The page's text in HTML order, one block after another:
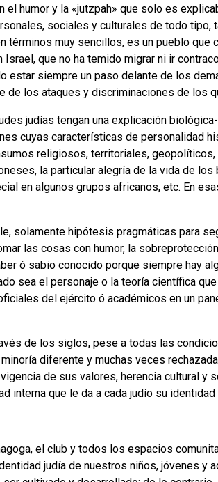
humor y la «jutzpah» que solo es
sociales y culturales de todo tipo,
términos muy sencillos, es un pueblo que
que no ha temido migrar ni ir
estar siempre un paso delante de los
los ataques y discriminaciones de los
judías tengan una explicación
cuyas características de personalidad
religiosos, territoriales,
la particular alegría de la vida de los
en algunos grupos africanos, etc. En
solamente hipótesis pragmáticas para
las cosas con humor, la
ó sabio conocido porque siempre hay
sea el personaje o la teoría científica
del ejército ó académicos en un
de los siglos, pese a todas las
diferente y muchas veces
de sus valores, herencia cultural y
interna que le da a cada judío su
el club y todos los espacios
judía de nuestros niños, jóvenes y